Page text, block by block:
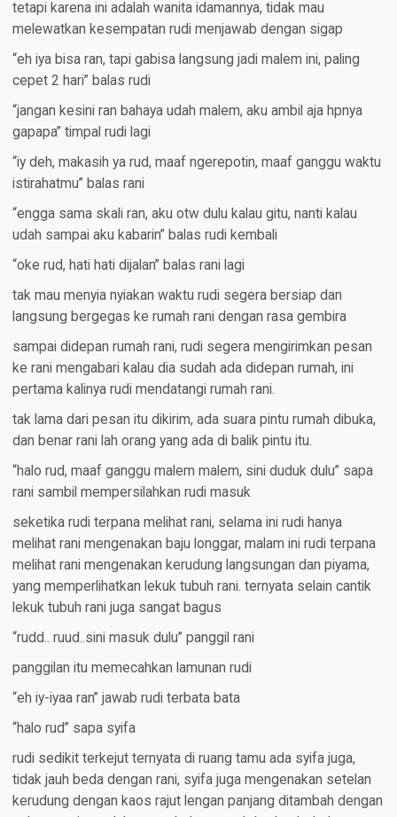
tetapi karena ini adalah wanita idamannya, tidak mau
melewatkan kesempatan rudi menjawab dengan sigap
“eh iya bisa ran, tapi gabisa langsung jadi malem ini, paling
cepet 2 hari” balas rudi
“jangan kesini ran bahaya udah malem, aku ambil aja hpnya
gapapa” timpal rudi lagi
“iy deh, makasih ya rud, maaf ngerepotin, maaf ganggu waktu
istirahatmu” balas rani
“engga sama skali ran, aku otw dulu kalau gitu, nanti kalau
udah sampai aku kabarin” balas rudi kembali
“oke rud, hati hati dijalan” balas rani lagi
tak mau menyia nyiakan waktu rudi segera bersiap dan
langsung bergegas ke rumah rani dengan rasa gembira
sampai didepan rumah rani, rudi segera mengirimkan pesan
ke rani mengabari kalau dia sudah ada didepan rumah, ini
pertama kalinya rudi mendatangi rumah rani.
tak lama dari pesan itu dikirim, ada suara pintu rumah dibuka,
dan benar rani lah orang yang ada di balik pintu itu.
“halo rud, maaf ganggu malem malem, sini duduk dulu” sapa
rani sambil mempersilahkan rudi masuk
seketika rudi terpana melihat rani, selama ini rudi hanya
melihat rani mengenakan baju longgar, malam ini rudi terpana
melihat rani mengenakan kerudung langsungan dan piyama,
yang memperlihatkan lekuk tubuh rani. ternyata selain cantik
lekuk tubuh rani juga sangat bagus
“rudd.. ruud..sini masuk dulu” panggil rani
panggilan itu memecahkan lamunan rudi
“eh iy-iyaa ran” jawab rudi terbata bata
“halo rud” sapa syifa
rudi sedikit terkejut ternyata di ruang tamu ada syifa juga,
tidak jauh beda dengan rani, syifa juga mengenakan setelan
kerudung dengan kaos rajut lengan panjang ditambah dengan